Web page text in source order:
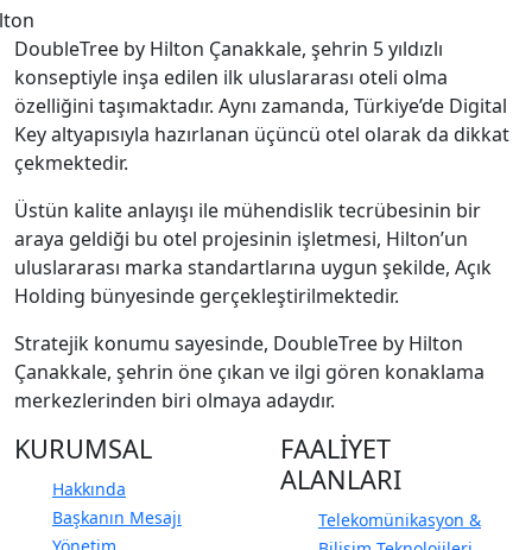
DoubleTree by Hilton Çanakkale, şehrin 5 yıldızlı
konseptiyle inşa edilen ilk uluslararası oteli olma
özelliğini taşımaktadır. Aynı zamanda, Türkiye’de Digital
Key altyapısıyla hazırlanan üçüncü otel olarak da dikkat
çekmektedir.
Üstün kalite anlayışı ile mühendislik tecrübesinin bir
araya geldiği bu otel projesinin işletmesi, Hilton’un
uluslararası marka standartlarına uygun şekilde, Açık
Holding bünyesinde gerçekleştirilmektedir.
Stratejik konumu sayesinde, DoubleTree by Hilton
Çanakkale, şehrin öne çıkan ve ilgi gören konaklama
merkezlerinden biri olmaya adaydır.
KURUMSAL
Hakkında
Başkanın Mesajı
Yönetim
FAALİYET
ALANLARI
Telekomünikasyon &